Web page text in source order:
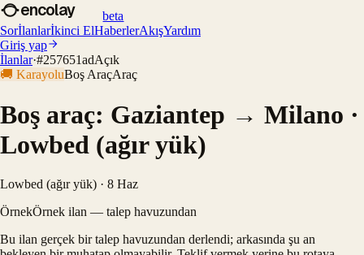
encolay
beta
Sorİlanlarİkinci ElHaberlerAkışYardım
Giriş yap
İlanlar·#257651adAçık
🚚 KarayoluBoş AraçAraç
Boş araç: Gaziantep → Milano ·
Lowbed (ağır yük)
Lowbed (ağır yük) · 8 Haz
ÖrnekÖrnek ilan — talep havuzundan
Bu ilan gerçek bir talep havuzundan derlendi; arkasında şu an